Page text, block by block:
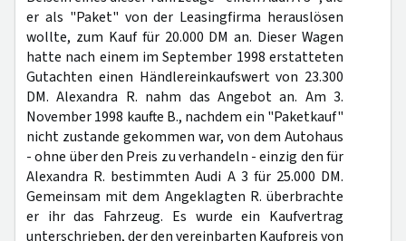
er als "Paket" von der Leasingfirma herauslösen
wollte, zum Kauf für 20.000 DM an. Dieser Wagen
hatte nach einem im September 1998 erstatteten
Gutachten einen Händlereinkaufswert von 23.300
DM. Alexandra R. nahm das Angebot an. Am 3.
November 1998 kaufte B., nachdem ein "Paketkauf"
nicht zustande gekommen war, von dem Autohaus
- ohne über den Preis zu verhandeln - einzig den für
Alexandra R. bestimmten Audi A 3 für 25.000 DM.
Gemeinsam mit dem Angeklagten R. überbrachte
er ihr das Fahrzeug. Es wurde ein Kaufvertrag
unterschrieben, der den vereinbarten Kaufpreis von